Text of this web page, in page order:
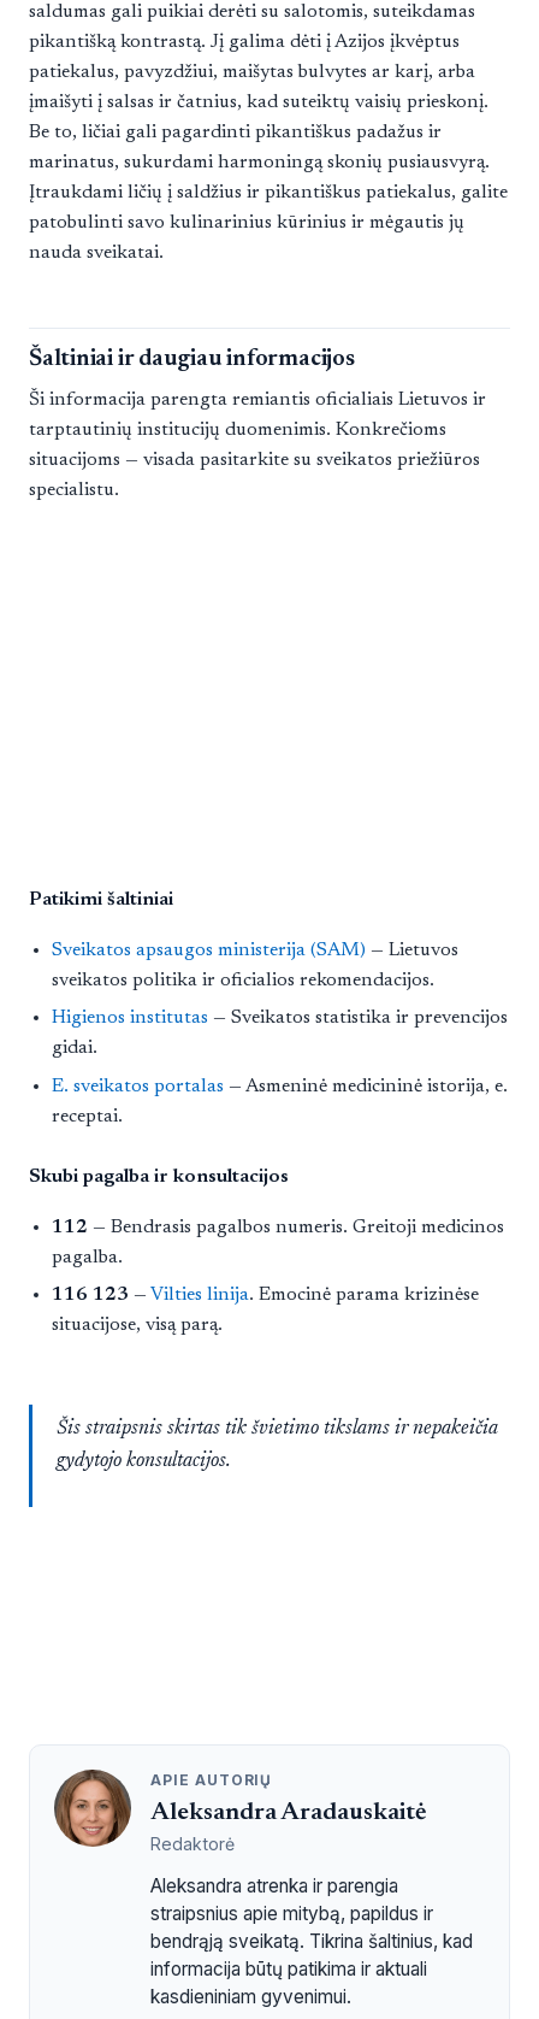
saldumas gali puikiai derėti su salotomis, suteikdamas
pikantišką kontrastą. Jį galima dėti į Azijos įkvėptus
patiekalus, pavyzdžiui, maišytas bulvytes ar karį, arba
įmaišyti į salsas ir čatnius, kad suteiktų vaisių prieskonį.
Be to, ličiai gali pagardinti pikantiškus padažus ir
marinatus, sukurdami harmoningą skonių pusiausvyrą.
Įtraukdami ličių į saldžius ir pikantiškus patiekalus, galite
patobulinti savo kulinarinius kūrinius ir mėgautis jų
nauda sveikatai.
Šaltiniai ir daugiau informacijos
Ši informacija parengta remiantis oficialiais Lietuvos ir
tarptautinių institucijų duomenimis. Konkrečioms
situacijoms — visada pasitarkite su sveikatos priežiūros
specialistu.
Patikimi šaltiniai
Sveikatos apsaugos ministerija (SAM) — Lietuvos
sveikatos politika ir oficialios rekomendacijos.
Higienos institutas — Sveikatos statistika ir prevencijos
gidai.
E. sveikatos portalas — Asmeninė medicininė istorija, e.
receptai.
Skubi pagalba ir konsultacijos
112 — Bendrasis pagalbos numeris. Greitoji medicinos
pagalba.
116 123 — Vilties linija. Emocinė parama krizinėse
situacijose, visą parą.
Šis straipsnis skirtas tik švietimo tikslams ir nepakeičia
gydytojo konsultacijos.
APIE AUTORIŲ
Aleksandra Aradauskaitė
Redaktorė
Aleksandra atrenka ir parengia
straipsnius apie mitybą, papildus ir
bendrąją sveikatą. Tikrina šaltinius, kad
informacija būtų patikima ir aktuali
kasdieniniam gyvenimui.